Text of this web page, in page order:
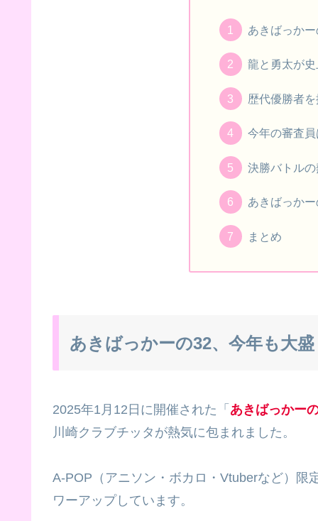
あきばっか
龍と勇太が
歴代優勝者
今年の審査
決勝バトル
あきばっか
まとめ
あきばっかーの32、今年も大
2025年1月12日に開催された「 あきばっかー
川崎クラブチッタが熱気に包まれました。
A-POP（アニソン・ボカロ・Vtuberなど）限
ワーアップしています。